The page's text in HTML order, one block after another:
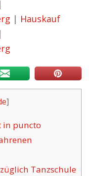
|
| Hauskauf
|
]
in puncto
Tanzschule